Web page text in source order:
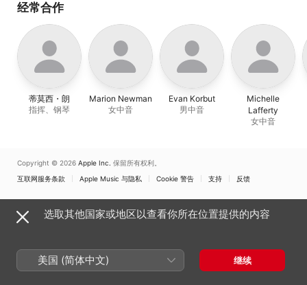
经常合作
蒂莫西・朗
指挥、钢琴
Marion Newman
女中音
Evan Korbut
男中音
Michelle
Lafferty
女中音
Copyright © 2026 Apple Inc. 保留所有权利。
互联网服务条款
Apple Music 与隐私 Cookie 警告 支持 反馈
选取其他国家或地区以查看你所在位置提供的内容
美国 (简体中文) 继续